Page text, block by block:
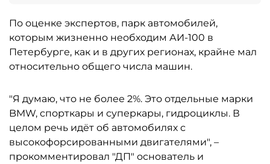
По оценке экспертов, парк автомобилей,
которым жизненно необходим АИ-100 в
Петербурге, как и в других регионах, крайне мал
относительно общего числа машин.
"Я думаю, что не более 2%. Это отдельные марки
BMW, спорткары и суперкары, гидроциклы. В
целом речь идёт об автомобилях с
высокофорсированными двигателями", –
прокомментировал "ДП" основатель и